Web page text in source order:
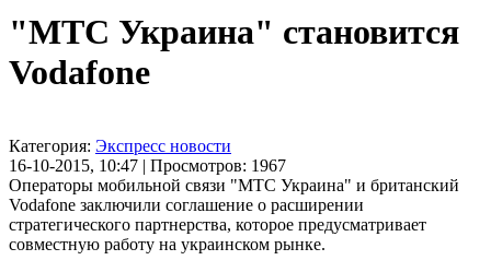
"МТС Украина" становится
Vodafone
Категория: Экспресс новости
16-10-2015, 10:47 | Просмотров: 1967
Операторы мобильной связи "МТС Украина" и британский
Vodafone заключили соглашение о расширении
стратегического партнерства, которое предусматривает
совместную работу на украинском рынке.